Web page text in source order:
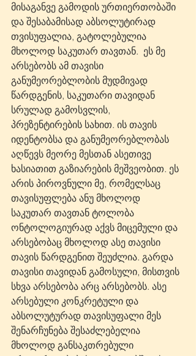
მისაგანვე გამოდის ურთიერთობაში
და შესაბამისად აბსოლუტირად
თვისუფალია, გატოლებულია
მხოლოდ საკუთარ თავთან.  ეს მე
არსებობს ამ თავისი
განუმეორებლობის მუდმივად
წარდგენის, საკუთარი თავიდან
სრულად გამოსვლის,
პრეზენტირების სახით. ის თავის
იდენტობსა და განუმეორებლობას
აღწევს მეორე მესთან ასეთივე
ხასიათით გაზიარების მეშვეობით. ეს
არის პიროვნული მე, რომელსაც
თავისუფლება ანუ მხოლოდ
საკუთარ თავთან ტოლობა
ონტოლოგიურად აქვს მიცემული და
არსებობაც მხოლოდ ასე თავისი
თავის წარდგენით შეუძლია. გარდა
თავისი თავიდან გამოსული, მისთვის
სხვა არსებობა არც არსებობს. ასე
არსებული კონკრეტული და
აბსოლუტურად თავისუფალი მეს
შენარჩუნება შესაძლებელია
მხოლოდ განსაკთრებული